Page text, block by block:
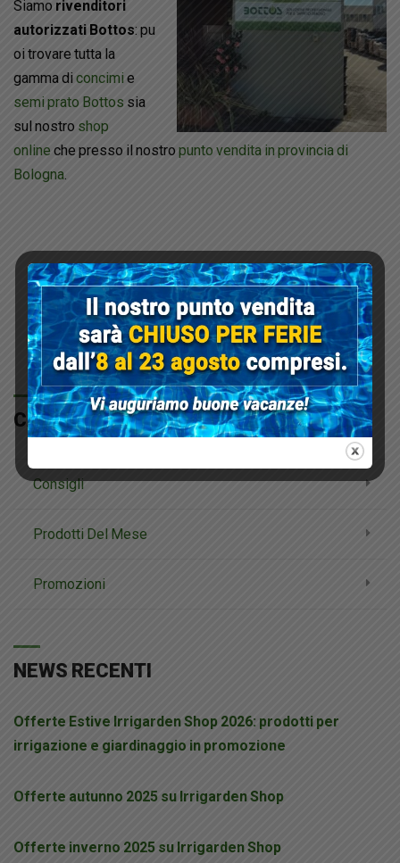
Siamo rivenditori
autorizzati Bottos: pu
oi trovare tutta la
gamma di concimi e
semi prato Bottos sia
sul nostro shop
online che presso il nostro punto vendita in provincia di
Bologna.
Condividi su:
CATEGORIE NEWS
Consigli
Prodotti Del Mese
Promozioni
NEWS RECENTI
Offerte Estive Irrigarden Shop 2026: prodotti per
irrigazione e giardinaggio in promozione
Offerte autunno 2025 su Irrigarden Shop
Offerte inverno 2025 su Irrigarden Shop